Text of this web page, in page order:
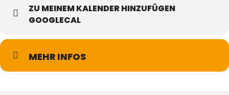
ZU MEINEM KALENDER HINZUFÜGEN
GOOGLECAL
MEHR INFOS